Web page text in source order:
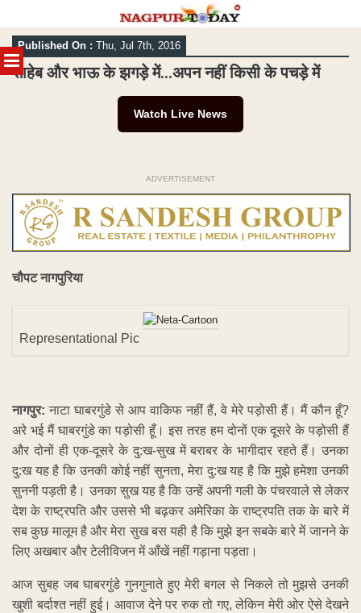
MENU
Skip
to
content
Published On : Thu, Jul 7th, 2016
साहेब और भाऊ के झगड़े में…अपन नहीं किसी के पचड़े में
Watch Live News
ADVERTISEMENT
चौपट नागपुरिया
Representational Pic
नागपुर: नाटा घाबरगुंडे से आप वाकिफ नहीं हैं, वे मेरे पड़ोसी हैं। मैं कौन हूँ?
अरे भई मैं घाबरगुंडे का पड़ोसी हूँ। इस तरह हम दोनों एक दूसरे के पड़ोसी हैं
और दोनों ही एक-दूसरे के दु:ख-सुख में बराबर के भागीदार रहते हैं। उनका
दु:ख यह है कि उनकी कोई नहीं सुनता, मेरा दु:ख यह है कि मुझे हमेशा उनकी
सुननी पड़ती है। उनका सुख यह है कि उन्हें अपनी गली के पंचरवाले से लेकर
देश के राष्ट्रपति और उससे भी बढ़कर अमेरिका के राष्ट्रपति तक के बारे में
सब कुछ मालूम है और मेरा सुख बस यही है कि मुझे इन सबके बारे में जानने के
लिए अखबार और टेलीविजन में आँखें नहीं गड़ाना पड़ता।
आज सुबह जब घाबरगुंडे गुनगुनाते हुए मेरी बगल से निकले तो मुझसे उनकी
खुशी बर्दाश्त नहीं हुई। आवाज देने पर रुक तो गए, लेकिन मेरी ओर ऐसे देखने